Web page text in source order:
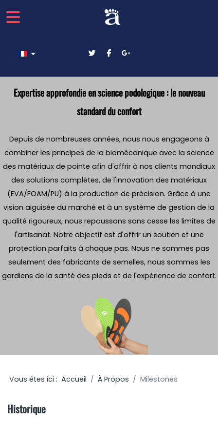
Sélectionnez votre langue
Expertise approfondie en science podologique : le nouveau
standard du confort
Depuis de nombreuses années, nous nous engageons à
combiner les principes de la biomécanique avec la science
des matériaux de pointe afin d'offrir à nos clients mondiaux
des solutions complètes, de l'innovation des matériaux
(EVA/FOAM/PU) à la production de précision. Grâce à une
vision aiguisée du marché et à un système de gestion de la
qualité rigoureux, nous repoussons sans cesse les limites de
l'artisanat. Notre objectif est d'offrir un soutien et une
protection parfaits à chaque pas. Nous ne sommes pas
seulement des fabricants de semelles, nous sommes les
gardiens de la santé des pieds et de l'expérience de confort.
Vous êtes ici :Accueil À Propos Milestones
Historique